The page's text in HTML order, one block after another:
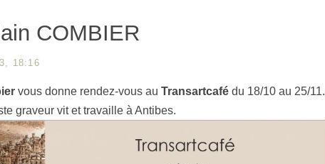
COMBIER
18:16
vous donne rendez-vous auTransartcafé du 18/10 au 25/11.
graveur vit et travaille à Antibes.